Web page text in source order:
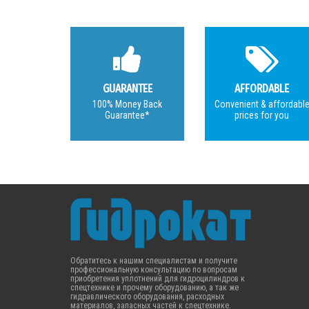
GUARANTEE
100% Money Back
Guarantee*
AFFORDABLE
Convenient & affordable
prices for you
Обратитесь к нашим специалистам и получите
профессиональную консультацию по вопросам
приобретения уплотнений для гидроцилиндров к
спецтехнике и прочему оборудованию, а так же
гидравлического оборудования, расходных
материалов, запасных частей к спецтехнике.